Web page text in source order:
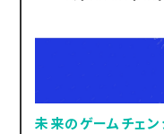
未来のゲームチェン